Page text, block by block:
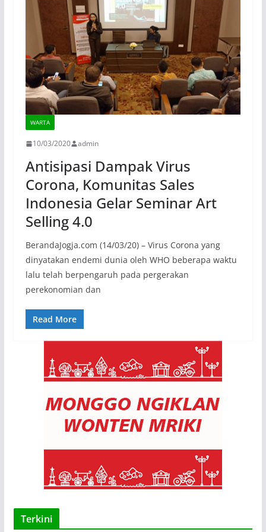
WARTA
10/03/2020 admin
Antisipasi Dampak Virus
Corona, Komunitas Sales
Indonesia Gelar Seminar Art
Selling 4.0
BerandaJogja.com (14/03/20) – Virus Corona yang
dinyatakan endemi dunia oleh WHO beberapa waktu
lalu telah berpengaruh pada pergerakan
perekonomian dan
Read More
Terkini